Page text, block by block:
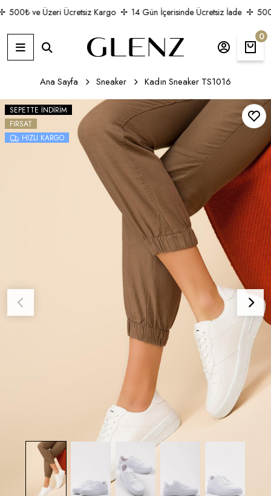
500₺ ve Üzeri Ücretsiz Kargo 14 Gün İçerisinde Ücretsiz İade
0
Ana Sayfa Sneaker Kadın Sneaker TS1016
SEPETTE İNDIRIM
FIRSAT
HIZLI KARGO